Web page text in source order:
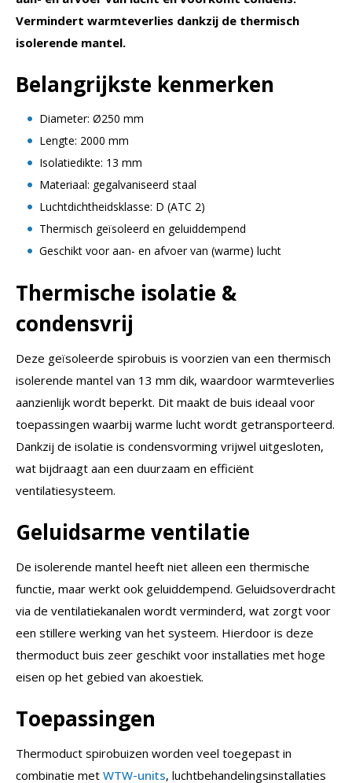
Vermindert warmteverlies dankzij de thermisch
isolerende mantel.
Belangrijkste kenmerken
Diameter: Ø250 mm
Lengte: 2000 mm
Isolatiedikte: 13 mm
Materiaal: gegalvaniseerd staal
Luchtdichtheidsklasse: D (ATC 2)
Thermisch geïsoleerd en geluiddempend
Geschikt voor aan- en afvoer van (warme) lucht
Thermische isolatie &
condensvrij
Deze geïsoleerde spirobuis is voorzien van een thermisch
isolerende mantel van 13 mm dik, waardoor warmteverlies
aanzienlijk wordt beperkt. Dit maakt de buis ideaal voor
toepassingen waarbij warme lucht wordt getransporteerd.
Dankzij de isolatie is condensvorming vrijwel uitgesloten,
wat bijdraagt aan een duurzaam en efficiënt
ventilatiesysteem.
Geluidsarme ventilatie
De isolerende mantel heeft niet alleen een thermische
functie, maar werkt ook geluiddempend. Geluidsoverdracht
via de ventilatiekanalen wordt verminderd, wat zorgt voor
een stillere werking van het systeem. Hierdoor is deze
thermoduct buis zeer geschikt voor installaties met hoge
eisen op het gebied van akoestiek.
Toepassingen
Thermoduct spirobuizen worden veel toegepast in
combinatie met WTW-units, luchtbehandelingsinstallaties